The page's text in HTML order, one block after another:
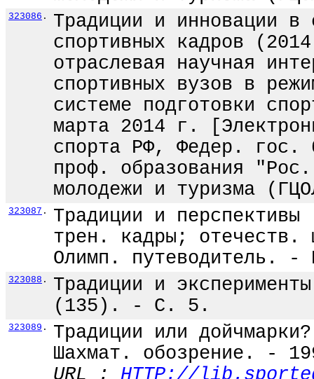
323086 .
Традиции и инновации в
спортивных кадров
отраслевая научная
спортивных вузов в
системе подготовки
марта 2014 г.
спорта РФ, Федер. гос.
проф. образования
молодежи и туризма
323087 .
Традиции и
трен. кадры;
Олимп.
323088 .
Традиции и
(135). - С. 5.
323089 .
Традиции или
Шахмат. обозрение. -